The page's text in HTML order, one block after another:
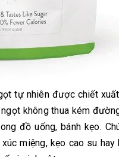
tự nhiên được chiết
không thua kém
đồ uống, bánh kẹo.
miệng, kẹo cao su